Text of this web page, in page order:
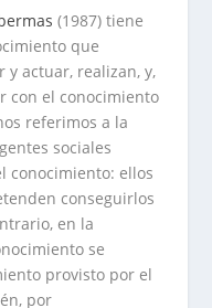
(1987) tiene
que
y actuar, realizan, y,
con el conocimiento
referimos a la
sociales
conocimiento: ellos
conseguirlos
en la
se
provisto por el
por